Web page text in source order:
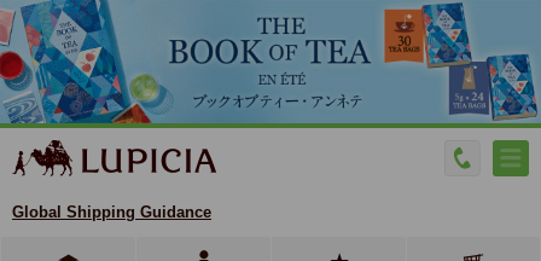
Global Shipping Guidance